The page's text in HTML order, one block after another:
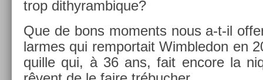
trop di­thyram­bique?
Que de bons mo­ments nous a-t-il
lar­mes qui re­mpor­tait Wimbledon en
quil­le qui, à 36 ans, fait en­core la